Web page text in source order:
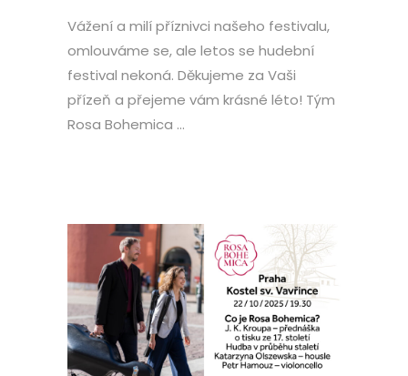
Vážení a milí příznivci našeho festivalu,
omlouváme se, ale letos se hudební
festival nekoná. Děkujeme za Vaši
přízeň a přejeme vám krásné léto! Tým
Rosa Bohemica ...